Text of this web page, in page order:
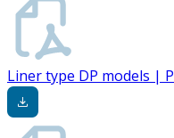
Liner type DP models |